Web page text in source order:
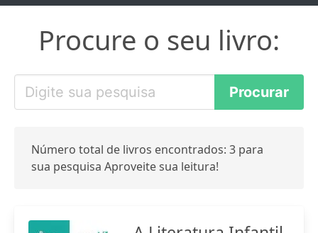
Procure o seu livro:
Número total de livros encontrados: 3 para
sua pesquisa Aproveite sua leitura!